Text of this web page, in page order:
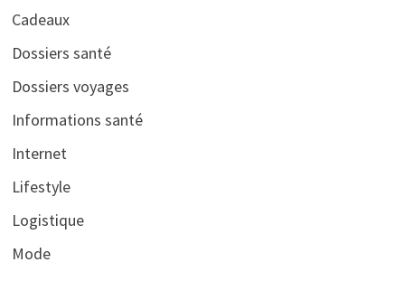
Cadeaux
Dossiers santé
Dossiers voyages
Informations santé
Internet
Lifestyle
Logistique
Mode